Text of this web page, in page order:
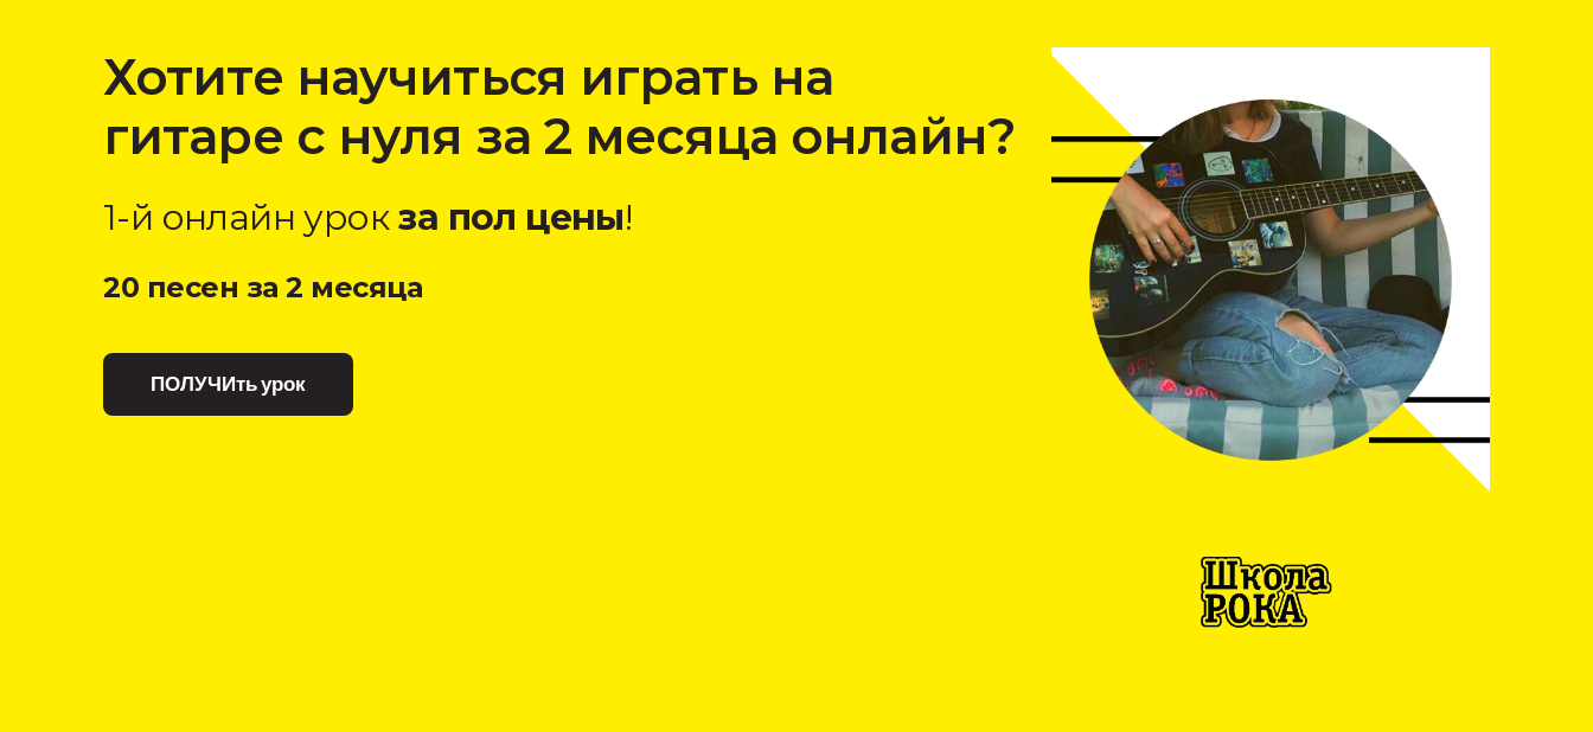
Хотите научиться играть на
гитаре с нуля за 2 месяца онлайн?
1-й онлайн урокза пол цены!
20 песен за 2 месяца
ПОЛУЧИть урок